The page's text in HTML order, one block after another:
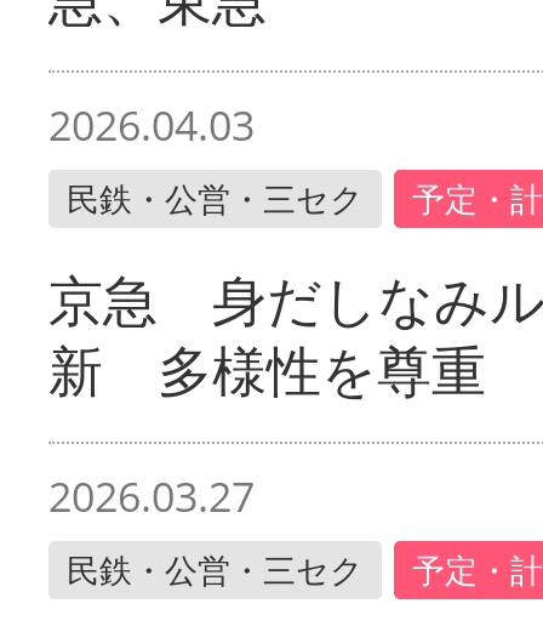
2026.04.03
民鉄・公営・三セク 予定・
京急 身だしなみ
新 多様性を尊重
2026.03.27
民鉄・公営・三セク 予定・